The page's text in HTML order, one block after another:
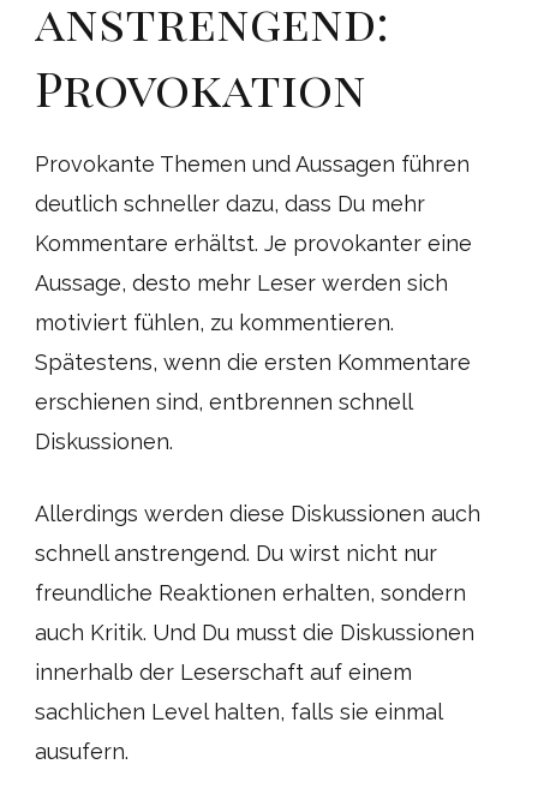
anstrengend:
Provokation
Provokante Themen und Aussagen führen
deutlich schneller dazu, dass Du mehr
Kommentare erhältst. Je provokanter eine
Aussage, desto mehr Leser werden sich
motiviert fühlen, zu kommentieren.
Spätestens, wenn die ersten Kommentare
erschienen sind, entbrennen schnell
Diskussionen.
Allerdings werden diese Diskussionen auch
schnell anstrengend. Du wirst nicht nur
freundliche Reaktionen erhalten, sondern
auch Kritik. Und Du musst die Diskussionen
innerhalb der Leserschaft auf einem
sachlichen Level halten, falls sie einmal
ausufern.